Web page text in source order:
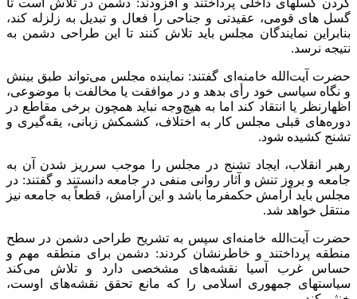
گسل های قومی، عقیدتی و جناحی را فعال و تبدیل به زلزله کند،
بنابراین نمایندگان مجلس باید تلاش کنند تا این طراحی دشمن به
نتیجه نرسد.
حضرت آیت‌الله خامنه‌ای گفتند: نماینده مجلس می‌تواند طبق بینش
و نگاه سیاسی خود رأی بدهد و در موافقت یا مخالفت با موضوعی،
اظهارنظر یا انتقاد کند اما به هیچ‌وجه نباید همچون برخی مقاطع در
دوره‌های قبلی مجلس کار به اختلاف، کشمکش زبانی، یقه‌گیری و
تشنج کشیده شود.
رهبر انقلاب، ایجاد تشنج در مجلس را موجب سرریز شدن آن به
جامعه و بروز تنش و آثار روانی منفی در جامعه دانستند و گفتند: در
مجلس باید آرامش حکمفرما باشد و این آرامش، قطعاً به جامعه نیز
منتقل خواهد شد.
حضرت آیت‌الله خامنه‌ای سپس به تشریح طراحی دشمن در سطح
منطقه پرداختند و خاطرنشان کردند: دشمن برای منطقه مهم و
حساس غرب آسیا نقشه‌های مشخصی دارد و تلاش می‌کند
سیاستهای جمهوری اسلامی را که مانع تحقق نقشه‌های اوست،